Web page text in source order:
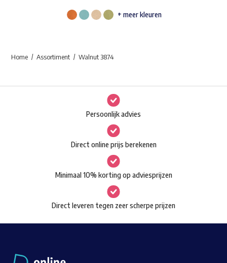
Waar ben je naar op zoek?
Dit
Deze
optie
kan
gekozen
worden
op
de
productpagina
+ meer kleuren
Home Assortiment Walnut 3874
Persoonlijk advies
Direct online prijs berekenen
Minimaal 10% korting op adviesprijzen
Direct leveren tegen zeer scherpe prijzen